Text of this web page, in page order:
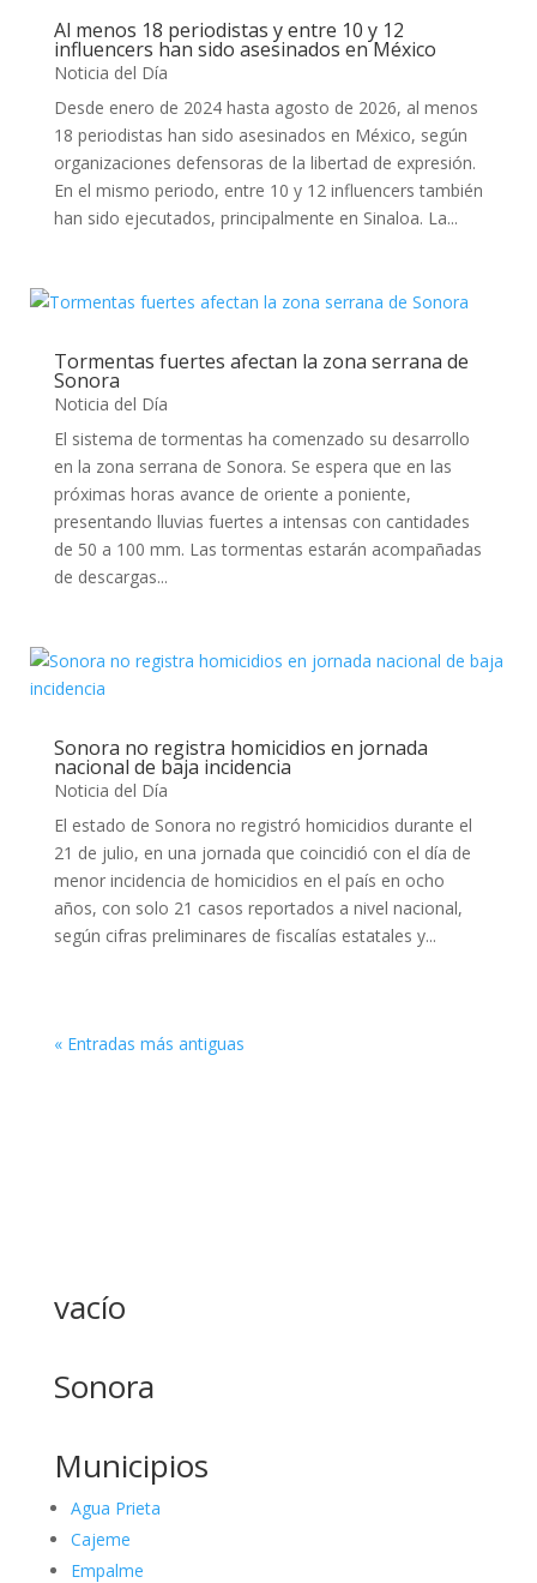
Al menos 18 periodistas y entre 10 y 12
influencers han sido asesinados en México
Noticia del Día
Desde enero de 2024 hasta agosto de 2026, al menos
18 periodistas han sido asesinados en México, según
organizaciones defensoras de la libertad de expresión.
En el mismo periodo, entre 10 y 12 influencers también
han sido ejecutados, principalmente en Sinaloa. La...
Tormentas fuertes afectan la zona serrana de
Sonora
Noticia del Día
El sistema de tormentas ha comenzado su desarrollo
en la zona serrana de Sonora. Se espera que en las
próximas horas avance de oriente a poniente,
presentando lluvias fuertes a intensas con cantidades
de 50 a 100 mm. Las tormentas estarán acompañadas
de descargas...
Sonora no registra homicidios en jornada
nacional de baja incidencia
Noticia del Día
El estado de Sonora no registró homicidios durante el
21 de julio, en una jornada que coincidió con el día de
menor incidencia de homicidios en el país en ocho
años, con solo 21 casos reportados a nivel nacional,
según cifras preliminares de fiscalías estatales y...
« Entradas más antiguas
vacío
Sonora
Municipios
Agua Prieta
Cajeme
Empalme